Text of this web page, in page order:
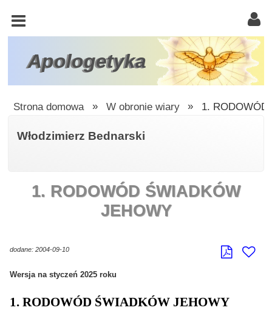
Apologetyka
KOŚCIÓŁ
KATOLICKI
TRÓJCA
ŚWIĘTA
INNE
Strona domowa » W obronie wiary » 1.
Włodzimierz Bednarski
1. RODOWÓD ŚWIADKÓW
JEHOWY
dodane: 2004-09-10
Wersja na styczeń 2025 roku
1. RODOWÓD ŚWIADKÓW JEHOWY